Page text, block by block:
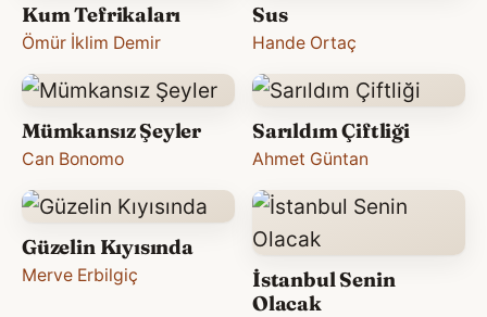
Kum Tefrikaları
Ömür İklim Demir
Sus
Hande Ortaç
Mümkansız Şeyler
Can Bonomo
Sarıldım Çiftliği
Ahmet Güntan
Güzelin Kıyısında
Merve Erbilgiç
İstanbul Senin
Olacak